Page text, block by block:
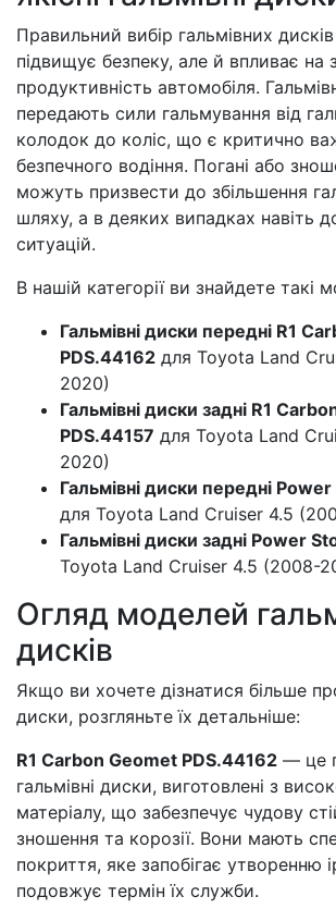
Правильний вибір гальмівних
підвищує безпеку, але й впливає на
продуктивність автомобіля.
передають сили гальмування від
колодок до коліс, що є критично
безпечного водіння. Погані або
можуть призвести до збільшення
шляху, а в деяких випадках навіть
ситуацій.
В нашій категорії ви знайдете такі
Гальмівні диски передні R1
PDS.44162 для Toyota Land
2020)
Гальмівні диски задні R1
PDS.44157 для Toyota Land
2020)
Гальмівні диски передні
для Toyota Land Cruiser 4.5
Гальмівні диски задні Power
Toyota Land Cruiser 4.5 (2008-
Огляд моделей
дисків
Якщо ви хочете дізнатися більше
диски, розгляньте їх детальніше:
R1 Carbon Geomet PDS.44162 — це
гальмівні диски, виготовлені з
матеріалу, що забезпечує чудову
зношення та корозії. Вони мають
покриття, яке запобігає утворенню
подовжує термін їх служби.